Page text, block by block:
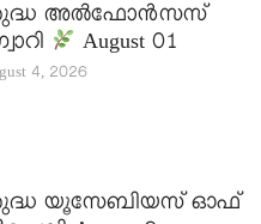
അൽഫോൻസസ്
August 01
4, 2026
യൂസേബിയസ് ഓഫ്